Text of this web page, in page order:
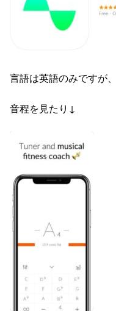
言語は英語のみですが
音程を見たり↓